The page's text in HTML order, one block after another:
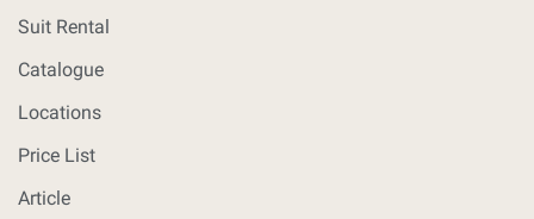
Suit Rental
Catalogue
Locations
Price List
Article